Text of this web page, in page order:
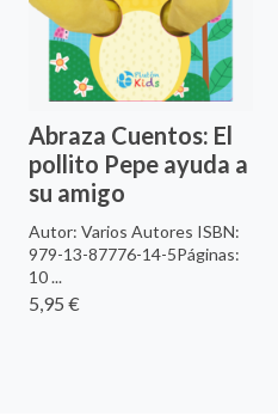
Abraza Cuentos: El
pollito Pepe ayuda a
su amigo
Autor: Varios Autores ISBN:
979-13-87776-14-5Páginas:
10 ...
5,95 €